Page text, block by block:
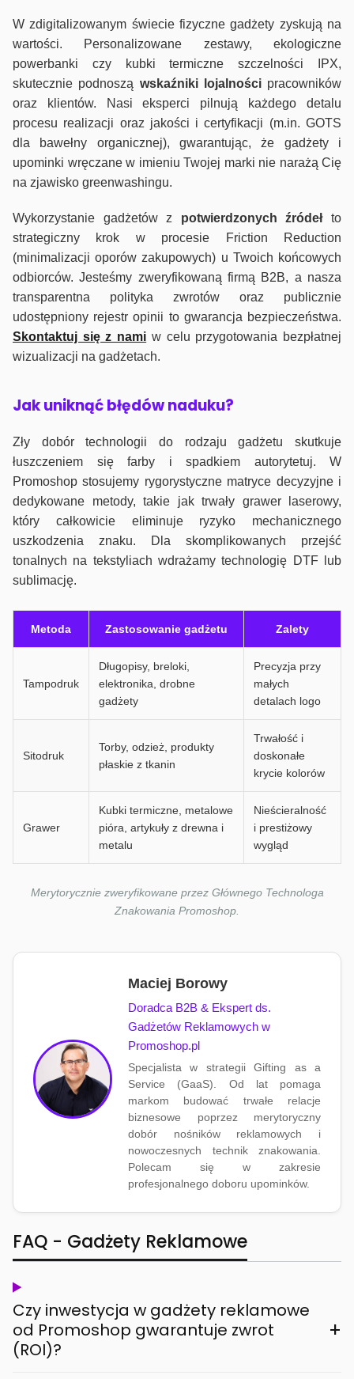
W zdigitalizowanym świecie fizyczne gadżety zyskują na
wartości. Personalizowane zestawy, ekologiczne
powerbanki czy kubki termiczne szczelności IPX,
skutecznie podnoszą wskaźniki lojalnościpracowników
oraz klientów. Nasi eksperci pilnują każdego detalu
procesu realizacji oraz jakości i certyfikacji (m.in. GOTS
dla bawełny organicznej), gwarantując, że gadżety i
upominki wręczane w imieniu Twojej marki nie narażą Cię
na zjawisko greenwashingu.
Wykorzystanie gadżetów z potwierdzonych źródełto
strategiczny krok w procesie Friction Reduction
(minimalizacji oporów zakupowych) u Twoich końcowych
odbiorców. Jesteśmy zweryfikowaną firmą B2B, a nasza
transparentna polityka zwrotów oraz publicznie
udostępniony rejestr opinii to gwarancja bezpieczeństwa.
Skontaktuj się z nami w celu przygotowania bezpłatnej
wizualizacji na gadżetach.
Jak uniknąć błędów naduku?
Zły dobór technologii do rodzaju gadżetu skutkuje
łuszczeniem się farby i spadkiem autorytetuj. W
Promoshop stosujemy rygorystyczne matryce decyzyjne i
dedykowane metody, takie jak trwały grawer laserowy,
który całkowicie eliminuje ryzyko mechanicznego
uszkodzenia znaku. Dla skomplikowanych przejść
tonalnych na tekstyliach wdrażamy technologię DTF lub
sublimację.
Metoda Zastosowanie gadżetu Zalety
Tampodruk
Długopisy, breloki,
elektronika, drobne
gadżety
Precyzja przy
małych
detalach logo
Sitodruk
Torby, odzież, produkty
płaskie z tkanin
Trwałość i
doskonałe
krycie kolorów
Grawer
Kubki termiczne, metalowe
pióra, artykuły z drewna i
metalu
Nieścieralność
i prestiżowy
wygląd
Merytorycznie zweryfikowane przez Głównego Technologa
Znakowania Promoshop.
Maciej Borowy
Doradca B2B & Ekspert ds.
Gadżetów Reklamowych w
Promoshop.pl
Specjalista w strategii Gifting as a
Service (GaaS). Od lat pomaga
markom budować trwałe relacje
biznesowe poprzez merytoryczny
dobór nośników reklamowych i
nowoczesnych technik znakowania.
Polecam się w zakresie
profesjonalnego doboru upominków.
FAQ - Gadżety Reklamowe
Czy inwestycja w gadżety reklamowe
od Promoshop gwarantuje zwrot
(ROI)?
+